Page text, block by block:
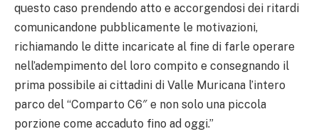
questo caso prendendo atto e accorgendosi dei ritardi
comunicandone pubblicamente le motivazioni,
richiamando le ditte incaricate al fine di farle operare
nell’adempimento del loro compito e consegnando il
prima possibile ai cittadini di Valle Muricana l’intero
parco del “Comparto C6″ e non solo una piccola
porzione come accaduto fino ad oggi.”